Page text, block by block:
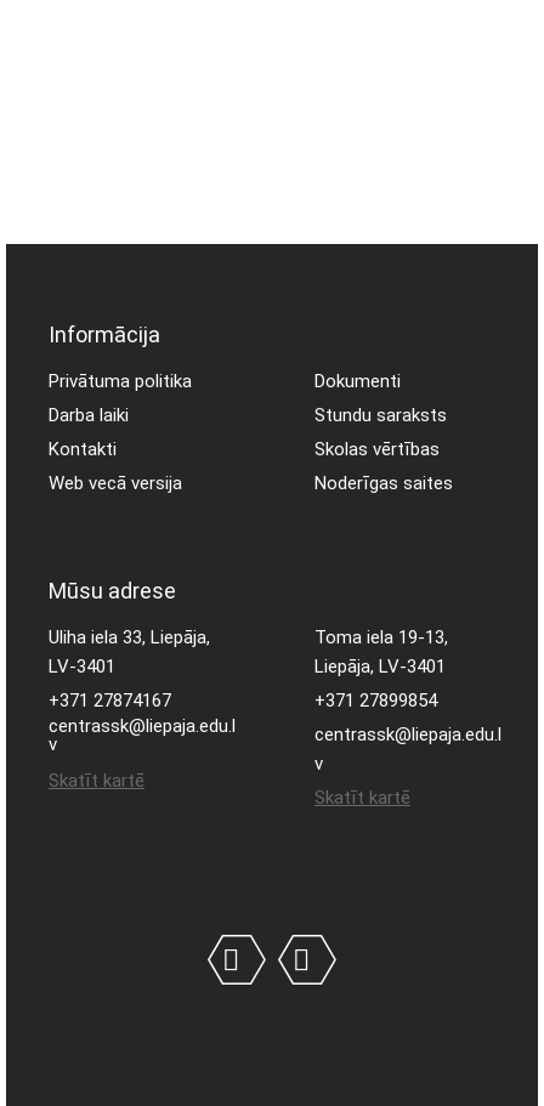
Informācija
Privātuma politika
Darba laiki
Kontakti
Web vecā versija
Dokumenti
Stundu saraksts
Skolas vērtības
Noderīgas saites
Mūsu adrese
Uliha iela 33, Liepāja,
LV-3401
+371 27874167
centrassk@liepaja.edu.l
v
Skatīt kartē
Toma iela 19-13,
Liepāja, LV-3401
+371 27899854
centrassk@liepaja.edu.l
v
Skatīt kartē